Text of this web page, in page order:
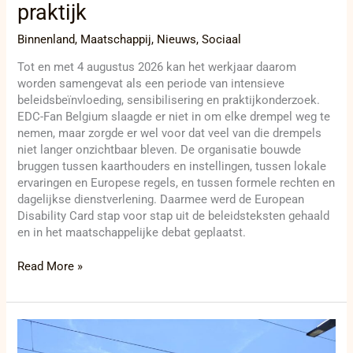
praktijk
Binnenland, Maatschappij, Nieuws,Sociaal
Tot en met 4 augustus 2026 kan het werkjaar daarom
worden samengevat als een periode van intensieve
beleidsbeïnvloeding, sensibilisering en praktijkonderzoek.
EDC-Fan Belgium slaagde er niet in om elke drempel weg te
nemen, maar zorgde er wel voor dat veel van die drempels
niet langer onzichtbaar bleven. De organisatie bouwde
bruggen tussen kaarthouders en instellingen, tussen lokale
ervaringen en Europese regels, en tussen formele rechten en
dagelijkse dienstverlening. Daarmee werd de European
Disability Card stap voor stap uit de beleidsteksten gehaald
en in het maatschappelijke debat geplaatst.
Read More »
Tussen